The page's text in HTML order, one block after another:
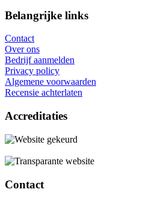
Belangrijke links
Contact
Over ons
Bedrijf aanmelden
Privacy policy
Algemene voorwaarden
Recensie achterlaten
Accreditaties
Contact